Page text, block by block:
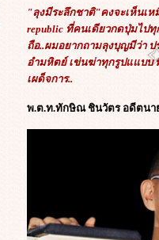
"ลุงมีระลึกชาติ"คงจะเห็นเห
republic ที่คนเดียวกดปุ่มไป
ถือ..ผมอยากถามลุงบุญมีว่า ป
อำมหิตย์ เข่นฆ่าทุกรูปแแบบ
เผด็จการ..
พ.ต.ท.ทักษิณ ชินวัตร อดีตนา